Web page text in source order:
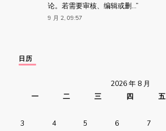
论。若需要审核、编辑或删…”
9 月 2, 09:57
日历
2026 年 8 月
一
二 三 四 五
3
4 5 6 7